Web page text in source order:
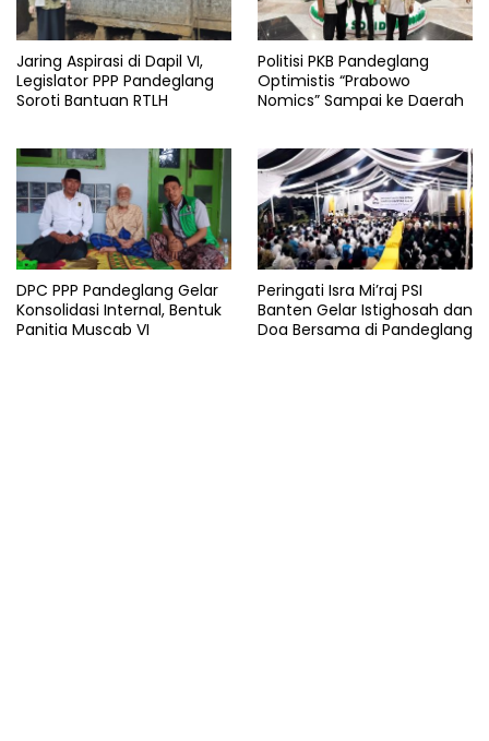
Jaring Aspirasi di Dapil VI,
Legislator PPP Pandeglang
Soroti Bantuan RTLH
Politisi PKB Pandeglang
Optimistis “Prabowo
Nomics” Sampai ke Daerah
DPC PPP Pandeglang Gelar
Konsolidasi Internal, Bentuk
Panitia Muscab VI
Peringati Isra Mi’raj PSI
Banten Gelar Istighosah dan
Doa Bersama di Pandeglang